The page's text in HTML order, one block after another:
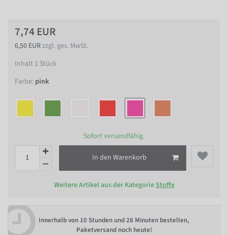
7,74 EUR
6,50 EURzzgl. ges. MwSt.
Inhalt 1 Stück
Farbe: pink
Sofort versandfähig.
In den Warenkorb
Weitere Artikel aus der KategorieStoffe
Innerhalb von 10 Stunden und 28 Minuten bestellen,
Paketversand noch heute!